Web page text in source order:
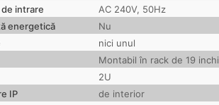
intrare
AC 240V, 50Hz
energetică
Nu
nici unul
Montabil în rack de 19 inchi
2U
IP
de interior